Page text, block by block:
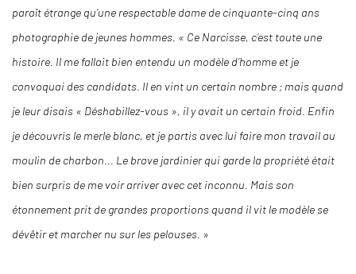
paraît étrange qu’une respectable dame de cinquante-cinq ans
photographie de jeunes hommes. « Ce Narcisse, c’est toute une
histoire. Il me fallait bien entendu un modèle d’homme et je
convoquai des candidats. Il en vint un certain nombre ; mais quand
je leur disais « Déshabillez-vous », il y avait un certain froid. Enfin
je découvris le merle blanc, et je partis avec lui faire mon travail au
moulin de charbon... Le brave jardinier qui garde la propriété était
bien surpris de me voir arriver avec cet inconnu. Mais son
étonnement prit de grandes proportions quand il vit le modèle se
dévêtir et marcher nu sur les pelouses. »